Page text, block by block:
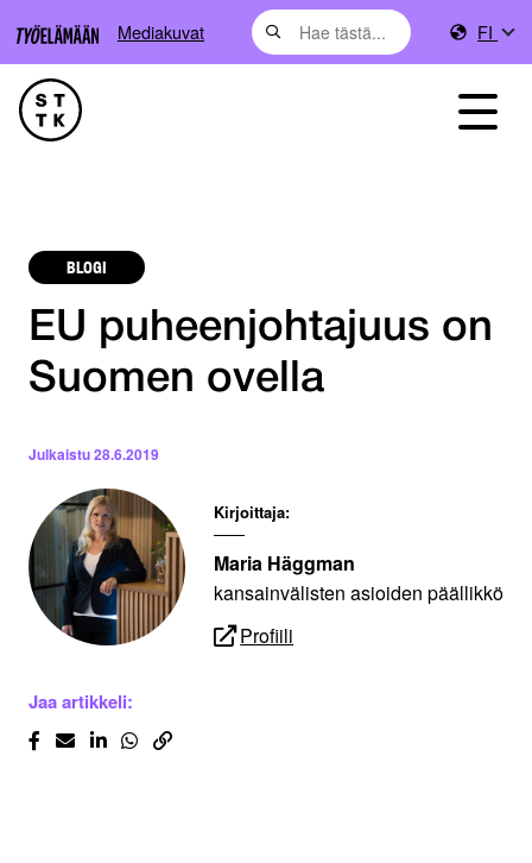
Mediakuvat FI
BLOGI
EU puheenjohtajuus on
Suomen ovella
Julkaistu28.6.2019
Kirjoittaja:
Maria Häggman
kansainvälisten asioiden päällikkö
Profiili
Jaa artikkeli: